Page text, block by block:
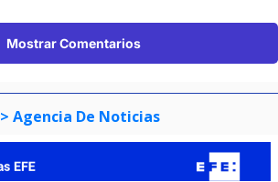
Mostrar Comentarios
> Agencia De Noticias